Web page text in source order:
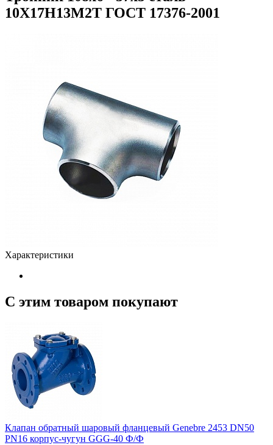
10Х17Н13М2Т ГОСТ 17376-2001
Характеристики
С этим товаром покупают
Клапан обратный шаровый фланцевый Genebre 2453 DN50
PN16 корпус-чугун GGG-40 Ф/Ф